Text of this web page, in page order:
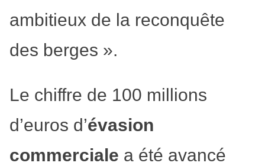
ambitieux de la reconquête
des berges ».
Le chiffre de 100 millions
d’euros d’évasion
commerciale a été avancé